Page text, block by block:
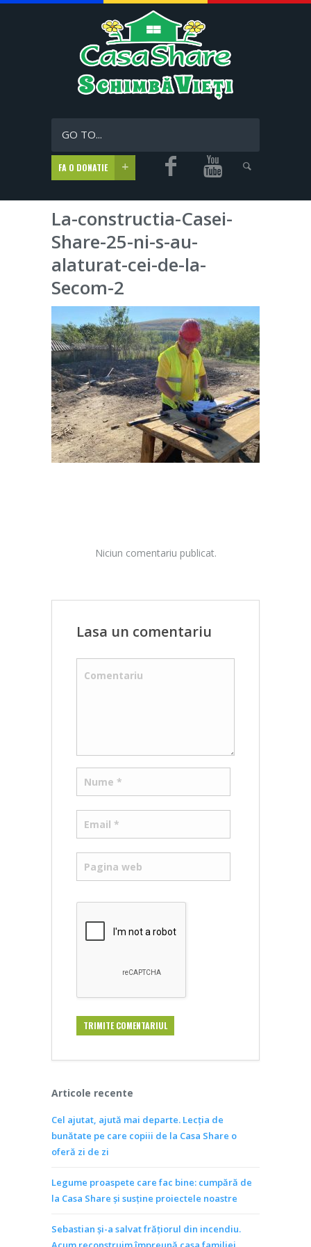
GO TO...
FA O DONATIE
La-constructia-Casei-
Share-25-ni-s-au-
alaturat-cei-de-la-
Secom-2
Niciun comentariu publicat.
Lasa un comentariu
Articole recente
Cel ajutat, ajută mai departe. Lecția de
bunătate pe care copiii de la Casa Share o
oferă zi de zi
Legume proaspete care fac bine: cumpără de
la Casa Share și susține proiectele noastre
Sebastian și-a salvat frățiorul din incendiu.